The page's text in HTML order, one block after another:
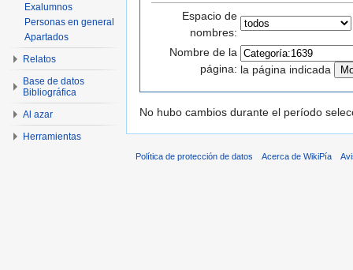
Espacio de
nombres:
Nombre de la
página: la página indicada
No hubo cambios durante el período
Exalumnos
Personas en general
Apartados
Relatos
Base de datos
Bibliográfica
Al azar
Herramientas
Política de protección de datos Acerca de WikiPía